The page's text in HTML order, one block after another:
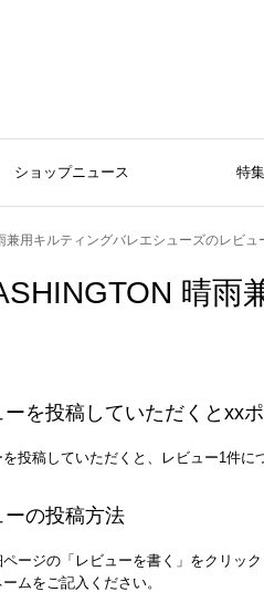
ショップニュース 特集
兼用キルティングバレエシューズのレビュ
晴雨
ーを投稿していただくとxx
を投稿していただくと、レビュー1件に
ーの投稿方法
ージの「レビューを書く」をクリック
ムをご記入ください。